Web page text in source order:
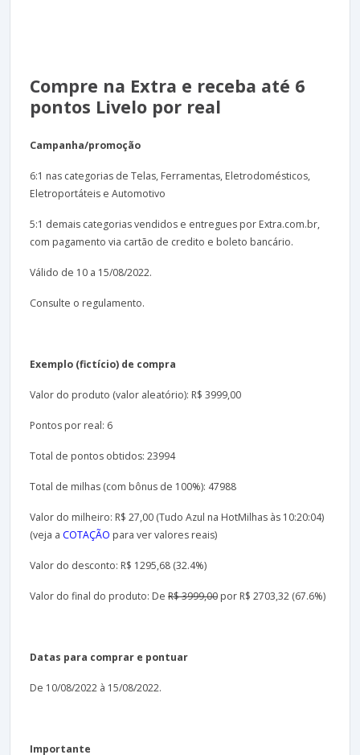
Compre na Extra e receba até 6
pontos Livelo por real
Campanha/promoção
6:1 nas categorias de Telas, Ferramentas, Eletrodomésticos,
Eletroportáteis e Automotivo
5:1 demais categorias vendidos e entregues por Extra.com.br,
com pagamento via cartão de credito e boleto bancário.
Válido de 10 a 15/08/2022.
Consulte o regulamento.
Exemplo (fictício) de compra
Valor do produto (valor aleatório): R$ 3999,00
Pontos por real: 6
Total de pontos obtidos: 23994
Total de milhas (com bônus de 100%): 47988
Valor do milheiro: R$ 27,00 (Tudo Azul na HotMilhas às 10:20:04)
(veja a COTAÇÃO para ver valores reais)
Valor do desconto: R$ 1295,68 (32.4%)
Valor do final do produto: De R$ 3999,00 por R$ 2703,32 (67.6%)
Datas para comprar e pontuar
De 10/08/2022 à 15/08/2022.
Importante